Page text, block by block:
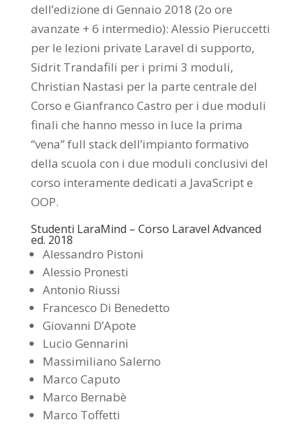
dell’edizione di Gennaio 2018 (2o ore
avanzate + 6 intermedio): Alessio Pieruccetti
per le lezioni private Laravel di supporto,
Sidrit Trandafili per i primi 3 moduli,
Christian Nastasi per la parte centrale del
Corso e Gianfranco Castro per i due moduli
finali che hanno messo in luce la prima
“vena” full stack dell’impianto formativo
della scuola con i due moduli conclusivi del
corso interamente dedicati a JavaScript e
OOP.
Studenti LaraMind – Corso Laravel Advanced
ed. 2018
Alessandro Pistoni
Alessio Pronesti
Antonio Riussi
Francesco Di Benedetto
Giovanni D’Apote
Lucio Gennarini
Massimiliano Salerno
Marco Caputo
Marco Bernabè
Marco Toffetti